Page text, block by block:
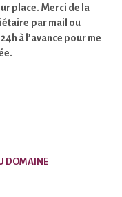
place. Merci de la
par mail ou
à l’avance pour me
DOMAINE